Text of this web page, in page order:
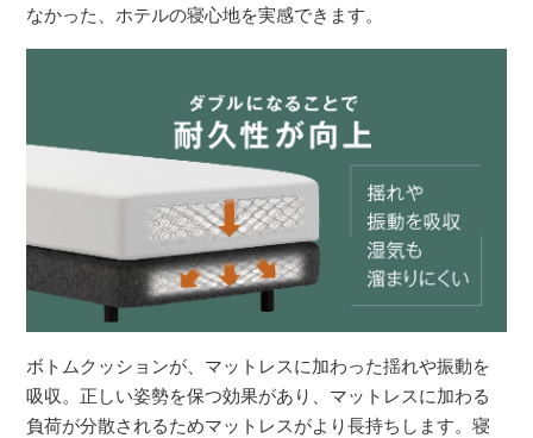
なかった、ホテルの寝心地を実感できます。
ボトムクッションが、マットレスに加わった揺れや振動を
吸収。正しい姿勢を保つ効果があり、マットレスに加わる
負荷が分散されるためマットレスがより長持ちします。寝